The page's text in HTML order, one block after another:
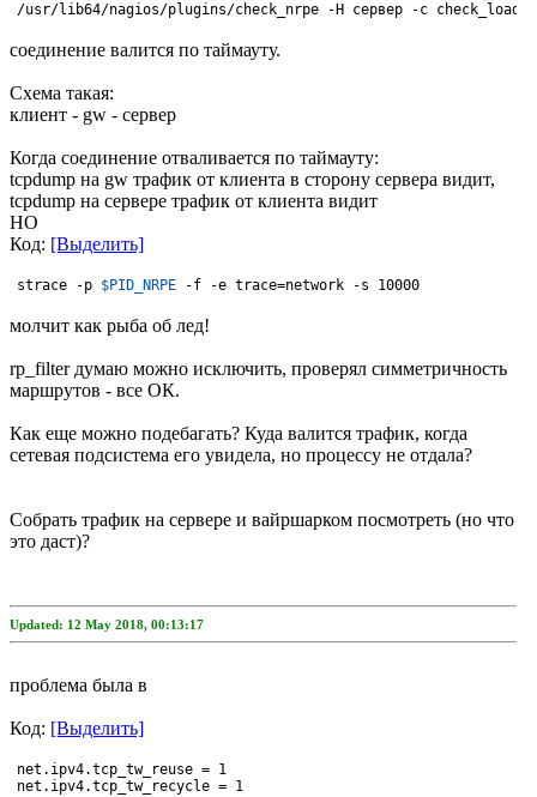
/usr/lib64/nagios/plugins/check_nrpe -H сервер -c check_load
соединение валится по таймауту.
Схема такая:
клиент - gw - сервер
Когда соединение отваливается по таймауту:
tcpdump на gw трафик от клиента в сторону сервера видит,
tcpdump на сервере трафик от клиента видит
НО
Код: [Выделить]
strace -p $PID_NRPE -f -e trace=network -s 10000
молчит как рыба об лед!
rp_filter думаю можно исключить, проверял симметричность
маршрутов - все ОК.
Как еще можно подебагать? Куда валится трафик, когда
сетевая подсистема его увидела, но процессу не отдала?
Собрать трафик на сервере и вайршарком посмотреть (но что
это даст)?
Updated: 12 May 2018, 00:13:17
проблема была в
Код: [Выделить]
net.ipv4.tcp_tw_reuse = 1
net.ipv4.tcp_tw_recycle = 1